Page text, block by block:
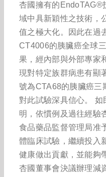
杏國擁有的EndoTAG®
域中具新穎性之技術，
值之極大化。因此在過
CT4006的胰臟癌全球
果，經內部與外部專家
現對特定族群病患有顯
號為CTA68的胰臟癌三
對此試驗深具信心。
明，依慣例及過往經驗
食品藥品監督管理局准
體臨床試驗，繼續投入
健康做出貢獻，並能夠
杏國董事會決議辦理減